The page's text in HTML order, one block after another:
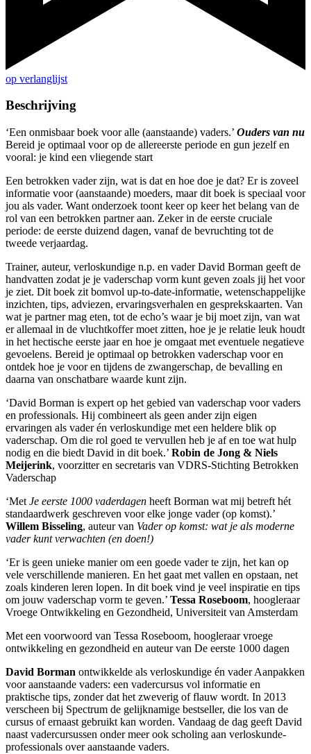
op verlanglijst
Beschrijving
‘Een onmisbaar boek voor alle (aanstaande) vaders.’ Ouders van nu
Bereid je optimaal voor op de allereerste periode en gun jezelf en
vooral: je kind een vliegende start
Een betrokken vader zijn, wat is dat en hoe doe je dat? Er is zoveel
informatie voor (aanstaande) moeders, maar dit boek is speciaal voor
jou als vader. Want onderzoek toont keer op keer het belang van de
rol van een betrokken partner aan. Zeker in de eerste cruciale
periode: de eerste duizend dagen, vanaf de bevruchting tot de
tweede verjaardag.
Trainer, auteur, verloskundige n.p. en vader David Borman geeft de
handvatten zodat je je vaderschap vorm kunt geven zoals jij het voor
je ziet. Dit boek zit bomvol up-to-date-informatie, wetenschappelijke
inzichten, tips, adviezen, ervaringsverhalen en gesprekskaarten. Van
wat je partner mag eten, tot de echo’s waar je bij moet zijn, van wat
er allemaal in de vluchtkoffer moet zitten, hoe je je relatie leuk houdt
in het hectische eerste jaar en hoe je omgaat met eventuele negatieve
gevoelens. Bereid je optimaal op betrokken vaderschap voor en
ontdek hoe je voor en tijdens de zwangerschap, de bevalling en
daarna van onschatbare waarde kunt zijn.
‘David Borman is expert op het gebied van vaderschap voor vaders
en professionals. Hij combineert als geen ander zijn eigen
ervaringen als vader én verloskundige met een heldere blik op
vaderschap. Om die rol goed te vervullen heb je af en toe wat hulp
nodig en die biedt David in dit boek.’ Robin de Jong & Niels
Meijerink, voorzitter en secretaris van VDRS-Stichting Betrokken
Vaderschap
‘Met Je eerste 1000 vaderdagen heeft Borman wat mij betreft hét
standaardwerk geschreven voor elke jonge vader (op komst).’
Willem Bisseling, auteur van Vader op komst: wat je als moderne
vader kunt verwachten (en doen!)
‘Er is geen unieke manier om een goede vader te zijn, het kan op
vele verschillende manieren. En het gaat met vallen en opstaan, net
zoals kinderen leren lopen. In dit boek vind je veel inspiratie en tips
om jouw vaderschap vorm te geven.’ Tessa Roseboom, hoogleraar
Vroege Ontwikkeling en Gezondheid, Universiteit van Amsterdam
Met een voorwoord van Tessa Roseboom, hoogleraar vroege
ontwikkeling en gezondheid en auteur van De eerste 1000 dagen
David Borman ontwikkelde als verloskundige én vader Aanpakken
voor aanstaande vaders: een vadercursus vol informatie en
praktische tips, zonder dat het zweverig of flauw wordt. In 2013
verscheen bij Spectrum de gelijknamige bestseller, die los van de
cursus of ernaast gebruikt kan worden. Vandaag de dag geeft David
naast vadercursussen onder meer ook scholing aan verloskunde-
professionals over aanstaande vaders.